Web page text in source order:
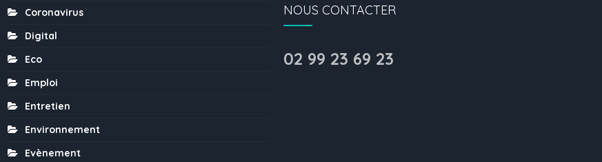
Coronavirus
Digital
Eco
Emploi
Entretien
Environnement
Evènement
NOUS CONTACTER
02 99 23 69 23